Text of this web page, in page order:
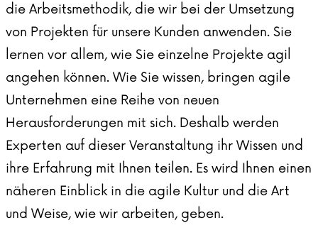
die Arbeitsmethodik, die wir bei der Umsetzung
von Projekten für unsere Kunden anwenden. Sie
lernen vor allem, wie Sie einzelne Projekte agil
angehen können. Wie Sie wissen, bringen agile
Unternehmen eine Reihe von neuen
Herausforderungen mit sich. Deshalb werden
Experten auf dieser Veranstaltung ihr Wissen und
ihre Erfahrung mit Ihnen teilen. Es wird Ihnen einen
näheren Einblick in die agile Kultur und die Art
und Weise, wie wir arbeiten, geben.